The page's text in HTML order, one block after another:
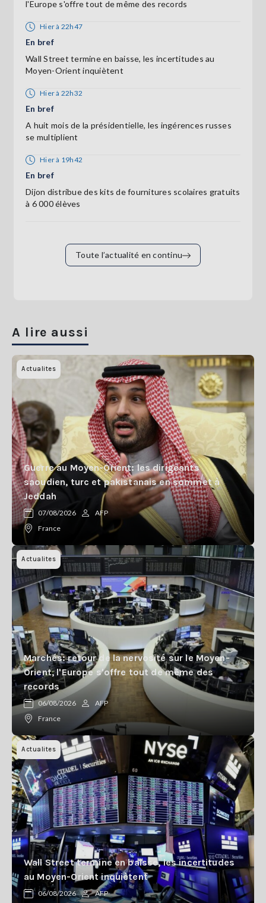
l'Europe s'offre tout de même des records
Hier à 22h47
En bref
Wall Street termine en baisse, les incertitudes au
Moyen-Orient inquiètent
Hier à 22h32
En bref
A huit mois de la présidentielle, les ingérences russes
se multiplient
Hier à 19h42
En bref
Dijon distribue des kits de fournitures scolaires gratuits
à 6 000 élèves
Toute l’actualité en continu
A lire aussi
Actualites
Guerre au Moyen-Orient: les dirigeants
saoudien, turc et pakistanais en sommet à
Jeddah
07/08/2026
AFP
France
Actualites
Marchés: retour de la nervosité sur le Moyen-
Orient, l'Europe s'offre tout de même des
records
06/08/2026
AFP
France
Actualites
Wall Street termine en baisse, les incertitudes
au Moyen-Orient inquiètent
06/08/2026
AFP